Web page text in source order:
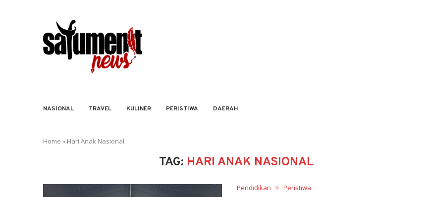
NASIONAL TRAVEL KULINER PERISTIWA DAERAH
Home » Hari Anak Nasional
TAG: HARI ANAK NASIONAL
Pendidikan Peristiwa